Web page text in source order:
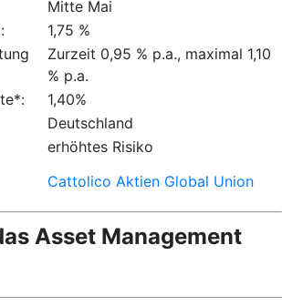
Mitte Mai
1,75 %
Zurzeit 0,95 % p.a., maximal 1,10
% p.a.
1,40%
Deutschland
erhöhtes Risiko
Cattolico Aktien Global Union
Asset Management